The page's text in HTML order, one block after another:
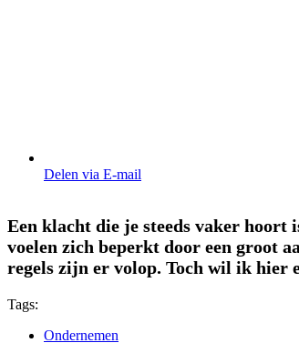
Delen via E-mail
Een klacht die je steeds vaker hoort
voelen zich beperkt door een groot
regels zijn er volop. Toch wil ik hier
Tags:
Ondernemen